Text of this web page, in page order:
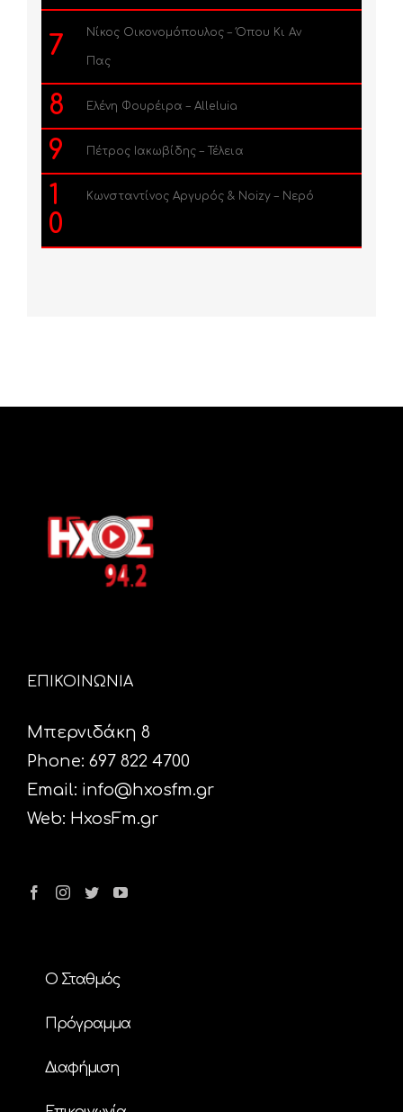
7 Νίκος Οικονομόπουλος – Όπου Κι Αν
Πας
8 Ελένη Φουρέιρα – Alleluia
9 Πέτρος Ιακωβίδης – Τέλεια
1
0
Κωνσταντίνος Αργυρός & Noizy – Νερό
ΕΠΙΚΟΙΝΩΝΙΑ
Μπερνιδάκη 8
Phone: 697 822 4700
Email: info@hxosfm.gr
Web: HxosFm.gr
Ο Σταθμός
Πρόγραμμα
Διαφήμιση